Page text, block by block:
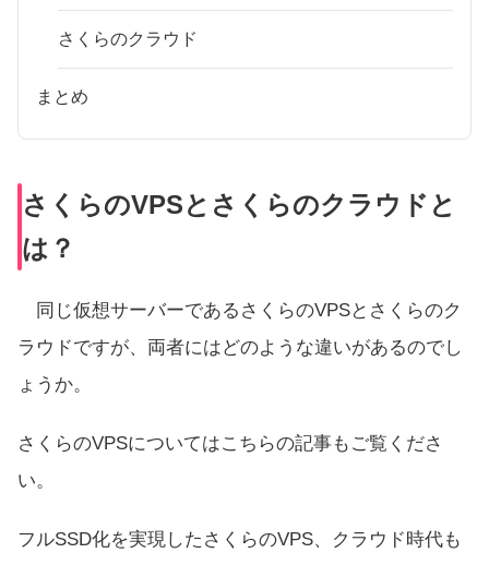
さくらのクラウド
まとめ
さくらのVPSとさくらのクラウドと
は？
同じ仮想サーバーであるさくらのVPSとさくらのク
ラウドですが、両者にはどのような違いがあるのでし
ょうか。
さくらのVPSについてはこちらの記事もご覧くださ
い。
フルSSD化を実現したさくらのVPS、クラウド時代も